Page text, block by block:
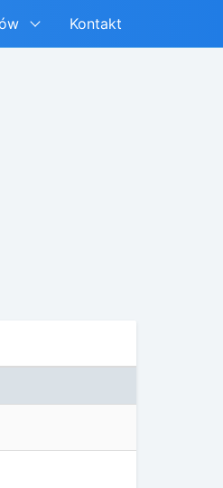
Kontakt